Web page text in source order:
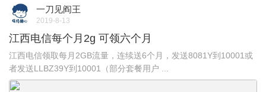
一刀见阎王
2019-8-13
江西电信每个月2g 可领六个月
江西电信领取每月2GB流量，连续送6个月，发送8081Y到10001或
者发送LLBZ39Y到10001（部分套餐用户 ...